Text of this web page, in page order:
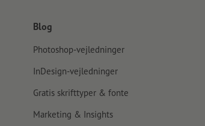
Blog
Photoshop-vejledninger
InDesign-vejledninger
Gratis skrifttyper & fonte
Marketing & Insights